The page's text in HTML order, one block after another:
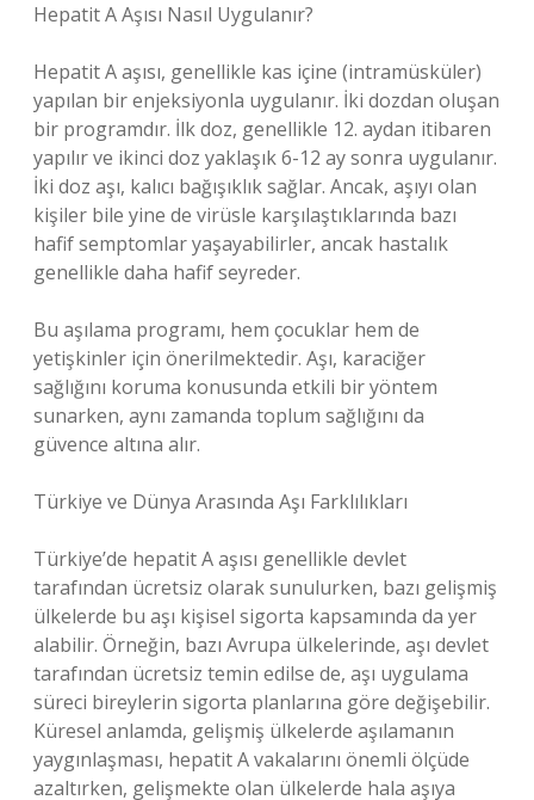
Hepatit A Aşısı Nasıl Uygulanır?
Hepatit A aşısı, genellikle kas içine (intramüsküler)
yapılan bir enjeksiyonla uygulanır. İki dozdan oluşan
bir programdır. İlk doz, genellikle 12. aydan itibaren
yapılır ve ikinci doz yaklaşık 6-12 ay sonra uygulanır.
İki doz aşı, kalıcı bağışıklık sağlar. Ancak, aşıyı olan
kişiler bile yine de virüsle karşılaştıklarında bazı
hafif semptomlar yaşayabilirler, ancak hastalık
genellikle daha hafif seyreder.
Bu aşılama programı, hem çocuklar hem de
yetişkinler için önerilmektedir. Aşı, karaciğer
sağlığını koruma konusunda etkili bir yöntem
sunarken, aynı zamanda toplum sağlığını da
güvence altına alır.
Türkiye ve Dünya Arasında Aşı Farklılıkları
Türkiye’de hepatit A aşısı genellikle devlet
tarafından ücretsiz olarak sunulurken, bazı gelişmiş
ülkelerde bu aşı kişisel sigorta kapsamında da yer
alabilir. Örneğin, bazı Avrupa ülkelerinde, aşı devlet
tarafından ücretsiz temin edilse de, aşı uygulama
süreci bireylerin sigorta planlarına göre değişebilir.
Küresel anlamda, gelişmiş ülkelerde aşılamanın
yaygınlaşması, hepatit A vakalarını önemli ölçüde
azaltırken, gelişmekte olan ülkelerde hala aşıya